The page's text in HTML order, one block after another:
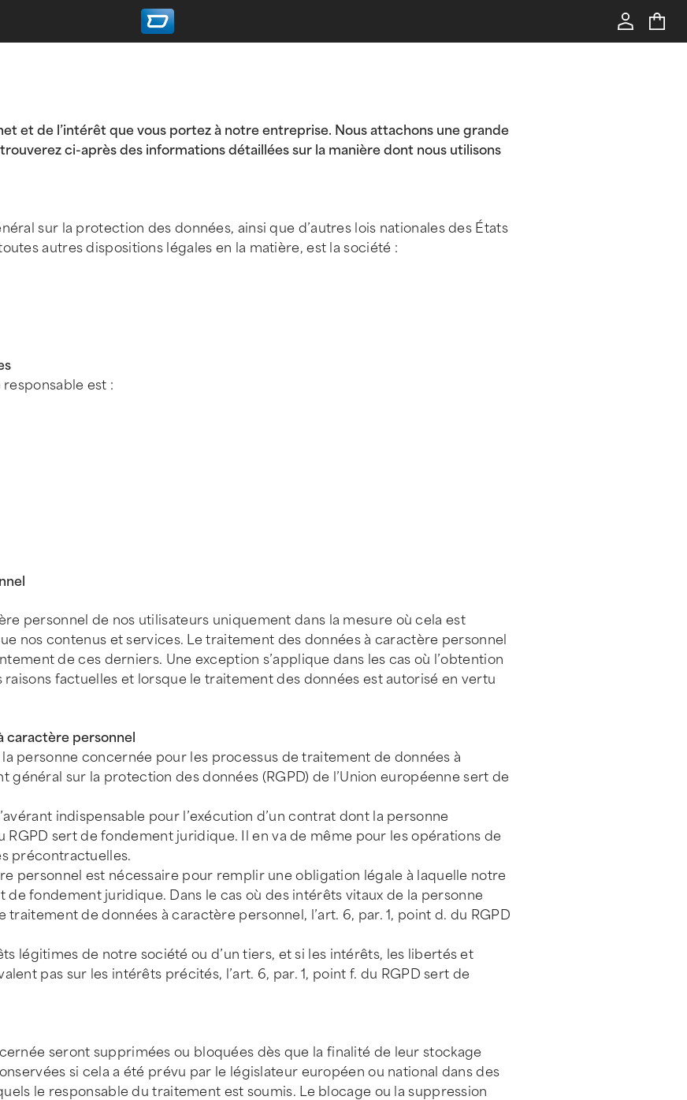
et de l’intérêt que vous portez à notre entreprise. Nous attachons une grande
ci-après des informations détaillées sur la manière dont nous utilisons
sur la protection des données, ainsi que d’autres lois nationales des États
autres dispositions légales en la matière, est la société :
est :
personnel de nos utilisateurs uniquement dans la mesure où cela est
nos contenus et services. Le traitement des données à caractère personnel
de ces derniers. Une exception s’applique dans les cas où l’obtention
factuelles et lorsque le traitement des données est autorisé en vertu
caractère personnel
personne concernée pour les processus de traitement de données à
général sur la protection des données (RGPD) de l’Union européenne sert de
indispensable pour l’exécution d’un contrat dont la personne
RGPD sert de fondement juridique. Il en va de même pour les opérations de
précontractuelles.
personnel est nécessaire pour remplir une obligation légale à laquelle notre
de fondement juridique. Dans le cas où des intérêts vitaux de la personne
de données à caractère personnel, l’art. 6, par. 1, point d. du RGPD
légitimes de notre société ou d’un tiers, et si les intérêts, les libertés et
pas sur les intérêts précités, l’art. 6, par. 1, point f. du RGPD sert de
seront supprimées ou bloquées dès que la finalité de leur stockage
si cela a été prévu par le législateur européen ou national dans des
le responsable du traitement est soumis. Le blocage ou la suppression